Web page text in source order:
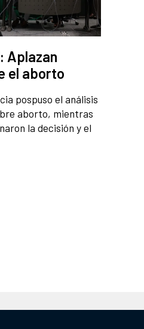
Aplazan
el aborto
pospuso el análisis
aborto, mientras
la decisión y el